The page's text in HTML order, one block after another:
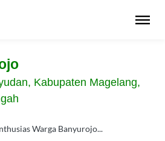
Kabupaten Magelang,
Warga Banyurojo...